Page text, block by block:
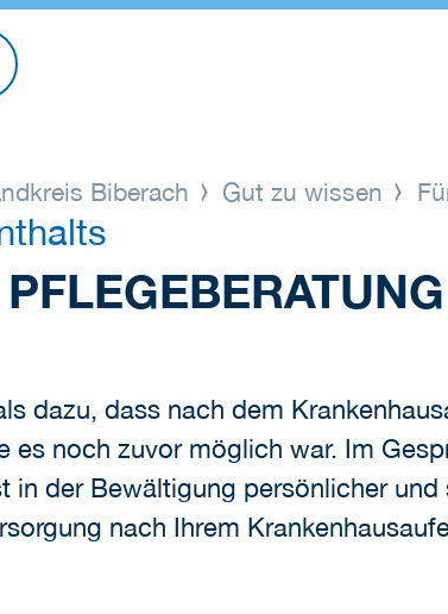
Biberach Gut zu wissen
dazu, dass nach dem
es noch zuvor möglich war. Im
in der Bewältigung persönlicher
nach Ihrem